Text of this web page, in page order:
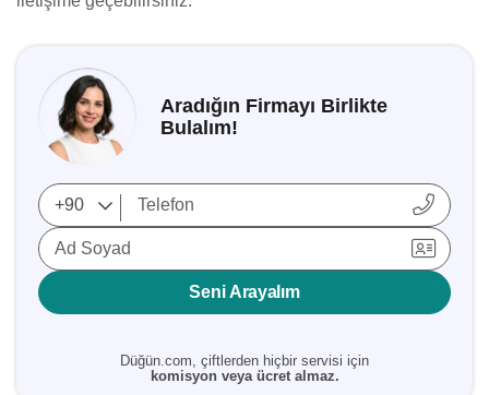
Aradığın Firmayı Birlikte
Bulalım!
Ad Soyad
Seni Arayalım
Düğün.com, çiftlerden hiçbir servisi için
komisyon veya ücret almaz.